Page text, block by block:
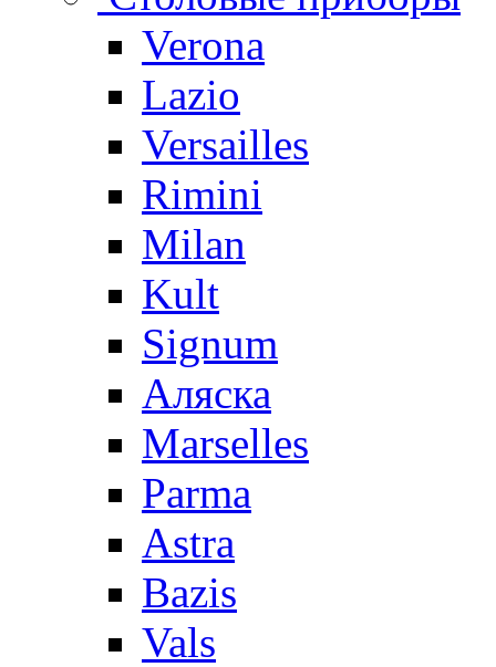
Verona
Lazio
Versailles
Rimini
Milan
Kult
Signum
Аляска
Marselles
Parma
Astra
Bazis
Vals